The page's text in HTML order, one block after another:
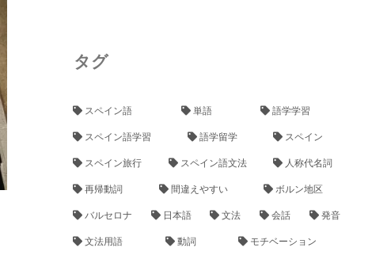
タグ
スペイン語 単語 語学学習
スペイン語学習 語学留学 スペイン
スペイン旅行 スペイン語文法 人称代名詞
再帰動詞 間違えやすい ボルン地区
バルセロナ 日本語 文法 会話 発音
文法用語 動詞 モチベーション